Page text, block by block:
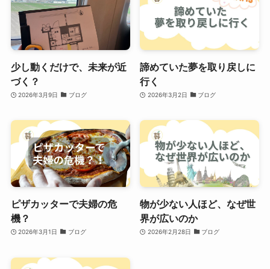
少し動くだけで、未来が近
づく？
2026年3月9日 ブログ
諦めていた夢を取り戻しに
行く
2026年3月2日 ブログ
ピザカッターで夫婦の危
機？
2026年3月1日 ブログ
物が少ない人ほど、なぜ世
界が広いのか
2026年2月28日 ブログ